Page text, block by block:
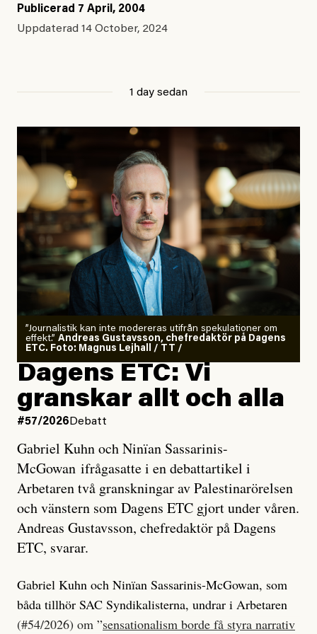
Publicerad 7 April, 2004
Uppdaterad 14 October, 2024
1 day sedan
”Journalistik kan inte modereras utifrån spekulationer om
effekt.” Andreas Gustavsson, chefredaktör på Dagens
ETC. Foto: Magnus Lejhall / TT /
Dagens ETC: Vi
granskar allt och alla
#57/2026 Debatt
Gabriel Kuhn och Ninïan Sassarinis-
McGowan ifrågasatte i en debattartikel i
Arbetaren två granskningar av Palestinarörelsen
och vänstern som Dagens ETC gjort under våren.
Andreas Gustavsson, chefredaktör på Dagens
ETC, svarar.
Gabriel Kuhn och Ninïan Sassarinis-McGowan, som
båda tillhör SAC Syndikalisterna, undrar i Arbetaren
(#54/2026) om ”sensationalism borde få styra narrativ